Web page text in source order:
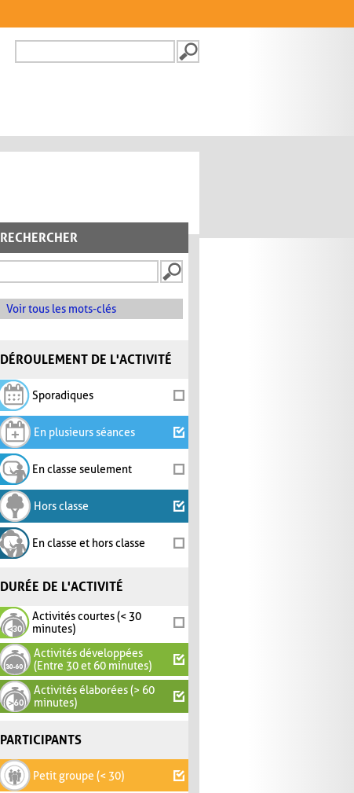
FORMULAIRE DE
RECHERCHER
Voir tous les mots-clés
DÉROULEMENT DE L'ACTIVITÉ
Sporadiques
En plusieurs séances
En classe seulement
Hors classe
En classe et hors classe
DURÉE DE L'ACTIVITÉ
Activités courtes (< 30
minutes)
Activités développées
(Entre 30 et 60 minutes)
Activités élaborées (> 60
minutes)
PARTICIPANTS
Petit groupe (< 30)